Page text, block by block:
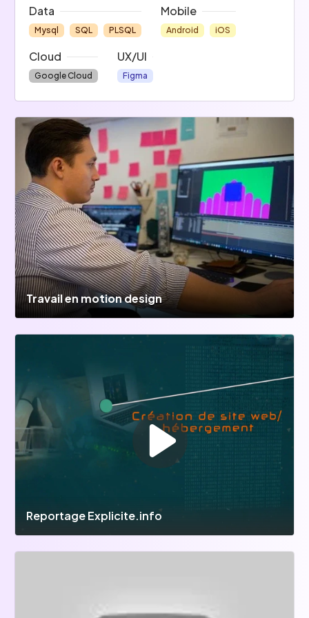
Data
Mysql SQL PLSQL
Mobile
Android iOS
Cloud
Google Cloud
UX/UI
Figma
Travail en motion design
Reportage Explicite.info